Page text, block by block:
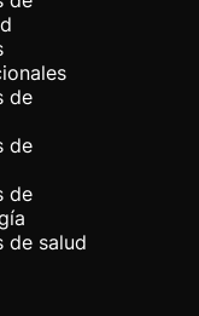
de
de
de
de salud